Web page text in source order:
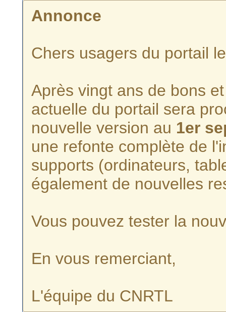
Annonce
Chers usagers du portail
Après vingt ans de bons
actuelle du portail sera
nouvelle version au 1er
une refonte complète de
supports (ordinateurs,
également de nouvelles
Vous pouvez tester la
En vous remerciant,
L'équipe du CNRTL